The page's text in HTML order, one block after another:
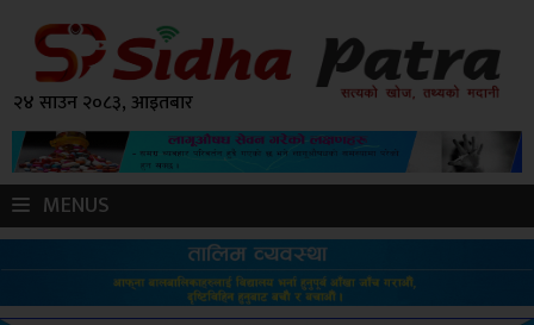
२४ साउन २०८३, आइतबार
MENUS